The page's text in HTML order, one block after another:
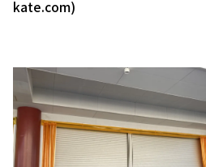
kate.com)